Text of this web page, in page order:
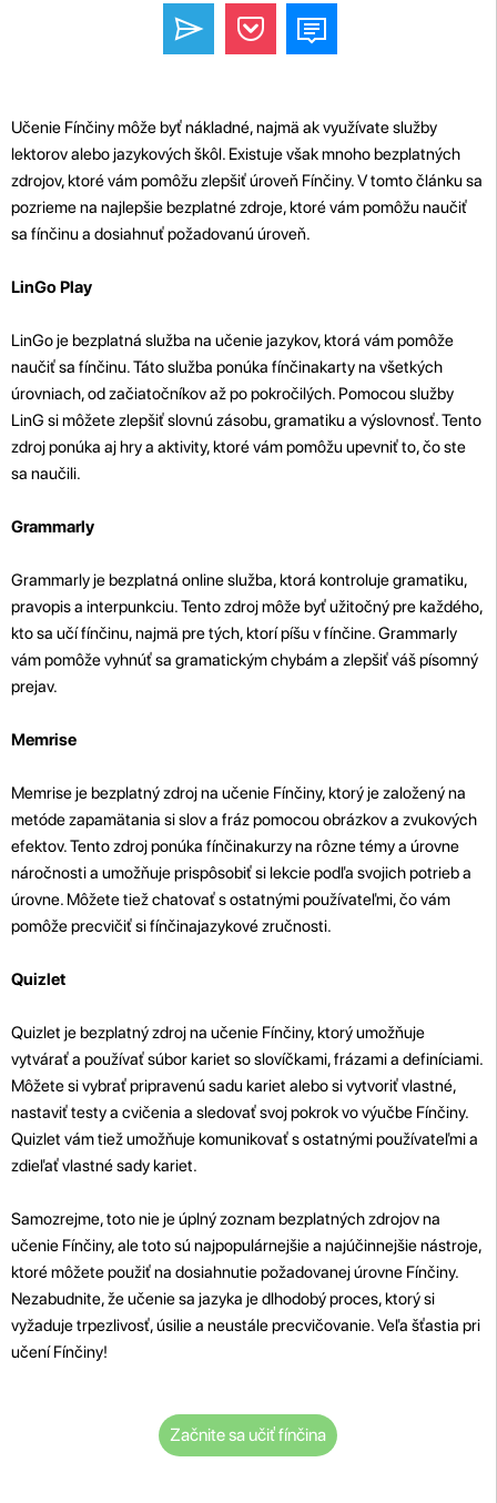
Učenie Fínčiny môže byť nákladné, najmä ak využívate služby
lektorov alebo jazykových škôl. Existuje však mnoho bezplatných
zdrojov, ktoré vám pomôžu zlepšiť úroveň Fínčiny. V tomto článku sa
pozrieme na najlepšie bezplatné zdroje, ktoré vám pomôžu naučiť
sa fínčinu a dosiahnuť požadovanú úroveň.
LinGo Play
LinGo je bezplatná služba na učenie jazykov, ktorá vám pomôže
naučiť sa fínčinu. Táto služba ponúka fínčinakarty na všetkých
úrovniach, od začiatočníkov až po pokročilých. Pomocou služby
LinG si môžete zlepšiť slovnú zásobu, gramatiku a výslovnosť. Tento
zdroj ponúka aj hry a aktivity, ktoré vám pomôžu upevniť to, čo ste
sa naučili.
Grammarly
Grammarly je bezplatná online služba, ktorá kontroluje gramatiku,
pravopis a interpunkciu. Tento zdroj môže byť užitočný pre každého,
kto sa učí fínčinu, najmä pre tých, ktorí píšu v fínčine. Grammarly
vám pomôže vyhnúť sa gramatickým chybám a zlepšiť váš písomný
prejav.
Memrise
Memrise je bezplatný zdroj na učenie Fínčiny, ktorý je založený na
metóde zapamätania si slov a fráz pomocou obrázkov a zvukových
efektov. Tento zdroj ponúka fínčinakurzy na rôzne témy a úrovne
náročnosti a umožňuje prispôsobiť si lekcie podľa svojich potrieb a
úrovne. Môžete tiež chatovať s ostatnými používateľmi, čo vám
pomôže precvičiť si fínčinajazykové zručnosti.
Quizlet
Quizlet je bezplatný zdroj na učenie Fínčiny, ktorý umožňuje
vytvárať a používať súbor kariet so slovíčkami, frázami a definíciami.
Môžete si vybrať pripravenú sadu kariet alebo si vytvoriť vlastné,
nastaviť testy a cvičenia a sledovať svoj pokrok vo výučbe Fínčiny.
Quizlet vám tiež umožňuje komunikovať s ostatnými používateľmi a
zdieľať vlastné sady kariet.
Samozrejme, toto nie je úplný zoznam bezplatných zdrojov na
učenie Fínčiny, ale toto sú najpopulárnejšie a najúčinnejšie nástroje,
ktoré môžete použiť na dosiahnutie požadovanej úrovne Fínčiny.
Nezabudnite, že učenie sa jazyka je dlhodobý proces, ktorý si
vyžaduje trpezlivosť, úsilie a neustále precvičovanie. Veľa šťastia pri
učení Fínčiny!
Začnite sa učiť fínčina